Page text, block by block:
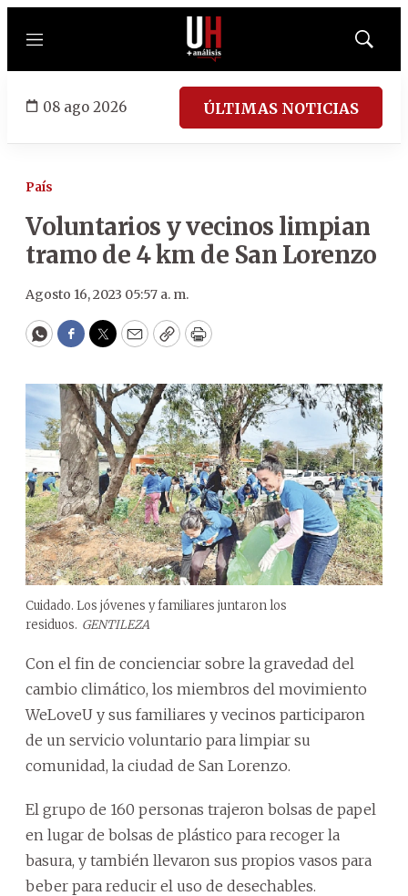
Menú
Mostrar
08 ago 2026 ÚLTIMAS NOTICIAS
País
Voluntarios y vecinos limpian
tramo de 4 km de San Lorenzo
Agosto 16, 2023 05:57 a. m.
WhatsApp
Facebook
Twitter
EmailCopyPrint
Cuidado. Los jóvenes y familiares juntaron los
residuos. GENTILEZA
Con el fin de concienciar sobre la gravedad del
cambio climático, los miembros del movimiento
WeLoveU y sus familiares y vecinos participaron
de un servicio voluntario para limpiar su
comunidad, la ciudad de San Lorenzo.
El grupo de 160 personas trajeron bolsas de papel
en lugar de bolsas de plástico para recoger la
basura, y también llevaron sus propios vasos para
beber para reducir el uso de desechables.